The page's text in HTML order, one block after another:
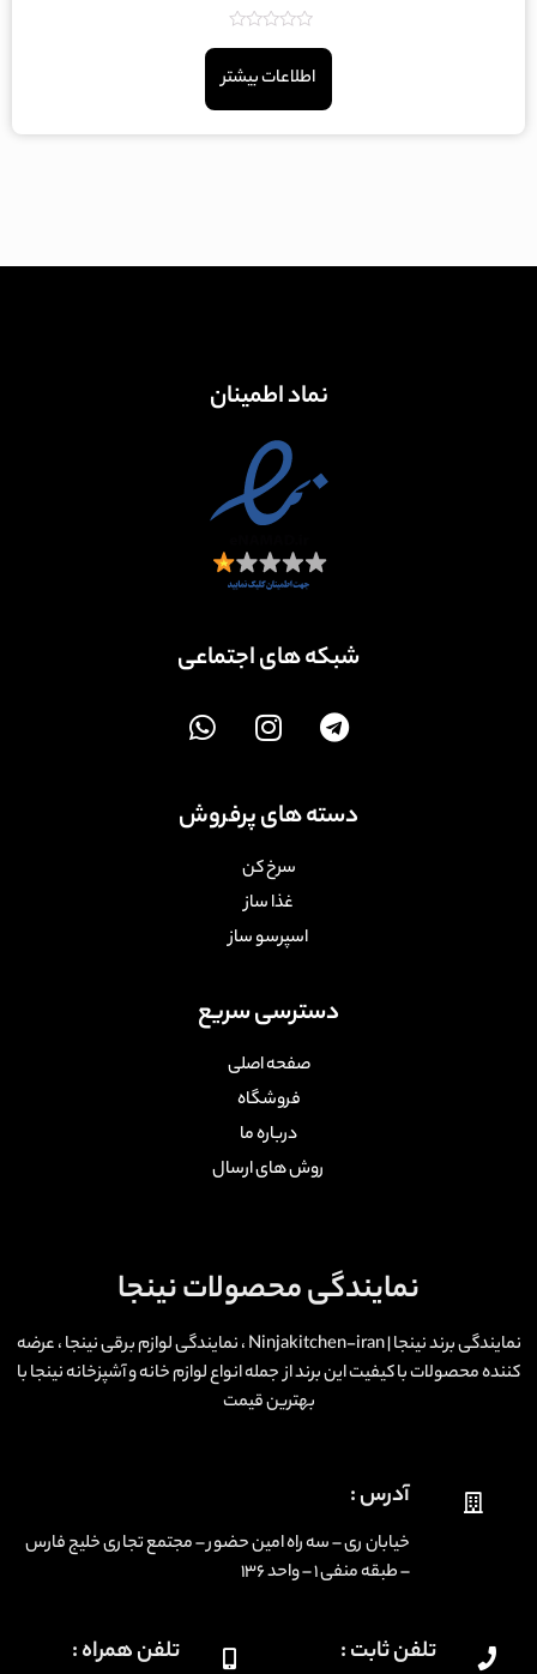
از
اطلاعات بیشتر
دسترسی سریع
صفحه اصلی
فروشگاه
درباره ما
روش های ارسال
دسته های پرفروش
سرخ کن
غذا ساز
اسپرسو ساز
شبکه های اجتماعی
نماد اطمینان
نمایندگی محصولات نینجا
نمایندگی برند نینجا | Ninjakitchen-iran ، نمایندگی لوازم برقی نینجا ، عرضه
کننده محصولات با کیفیت این برند از جمله انواع لوازم خانه و آشپزخانه نینجا با
بهترین قیمت
آدرس :
خیابان ری – سه راه امین حضور – مجتمع تجاری خلیج فارس
– طبقه منفی ۱ – واحد ۱۳۶
تلفن ثابت : تلفن همراه :